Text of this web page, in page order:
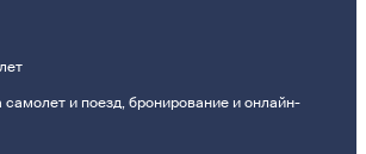
и поезд, бронирование и онлайн-